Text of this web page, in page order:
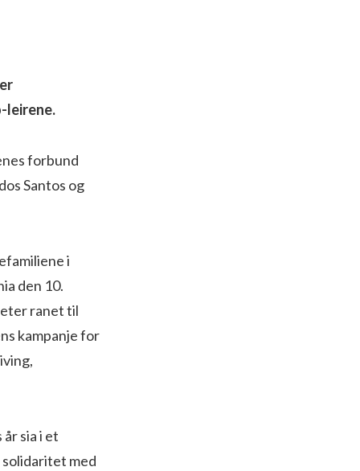
leirene.
forbund
Santos og
i
den 10.
ranet til
kampanje for
sia i et
med